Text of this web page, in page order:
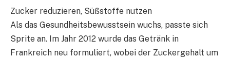
Zucker reduzieren, Süßstoffe nutzen
Als das Gesundheitsbewusstsein wuchs, passte sich
Sprite an. Im Jahr 2012 wurde das Getränk in
Frankreich neu formuliert, wobei der Zuckergehalt um